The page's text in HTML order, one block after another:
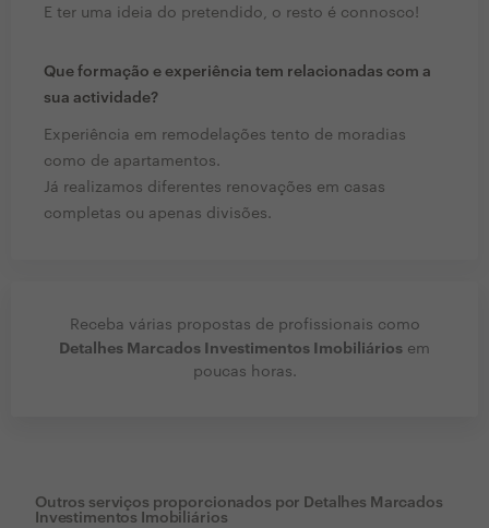
E ter uma ideia do pretendido, o resto é connosco!
Que formação e experiência tem relacionadas com a
sua actividade?
Experiência em remodelações tento de moradias
como de apartamentos.
Já realizamos diferentes renovações em casas
completas ou apenas divisões.
Receba várias propostas de profissionais como
Detalhes Marcados Investimentos Imobiliários em
poucas horas.
Outros serviços proporcionados por Detalhes Marcados
Investimentos Imobiliários